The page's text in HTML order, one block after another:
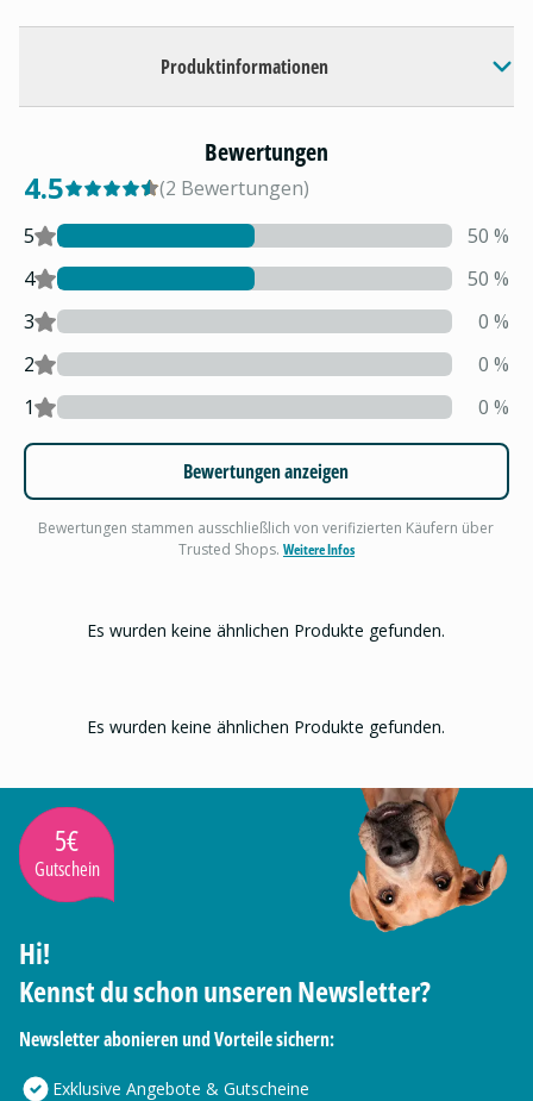
Produktinformationen
Bewertungen
4.5 (2 Bewertungen)
5
50 %
4
50 %
3
0 %
2
0 %
1
0 %
Bewertungen anzeigen
Bewertungen stammen ausschließlich von verifizierten Käufern über
Trusted Shops. Weitere Infos
Es wurden keine ähnlichen Produkte gefunden.
Es wurden keine ähnlichen Produkte gefunden.
5€
Gutschein
Hi!
Kennst du schon unseren Newsletter?
Newsletter abonieren und Vorteile sichern:
Exklusive Angebote & Gutscheine